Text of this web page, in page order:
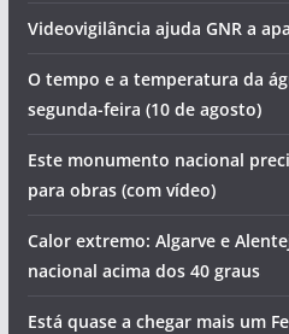
Videovigilância ajuda GNR a
O tempo e a temperatura da
segunda-feira (10 de agosto)
Este monumento nacional
para obras (com vídeo)
Calor extremo: Algarve e
nacional acima dos 40 graus
Está quase a chegar mais um